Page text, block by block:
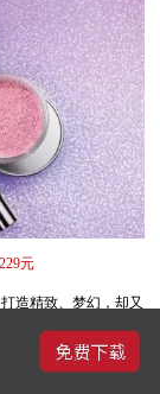
元
造精致、梦幻，却又